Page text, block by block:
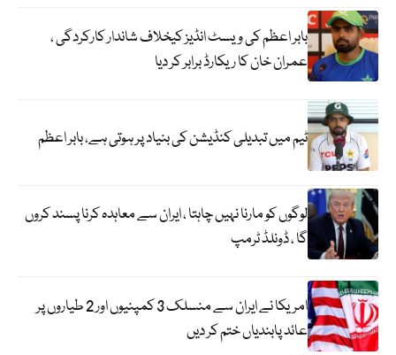
بابر اعظم کی ویسٹ انڈیز کیخلاف شاندار کارکردگی ،
عمران خان کا ریکارڈ برابر کر دیا
ٹیم میں تبدیلی کنڈیشن کی بنیاد پر ہوتی ہے، بابر اعظم
لوگوں کو مارنا نہیں چاہتا ، ایران سے معاہدہ کرنا پسند کروں
گا ، ڈونلڈ ٹرمپ
امریکا نے ایران سے منسلک 3 کمپنیوں اور 2 طیاروں پر
عائد پابندیاں ختم کر دیں